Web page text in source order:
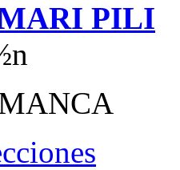
PILI